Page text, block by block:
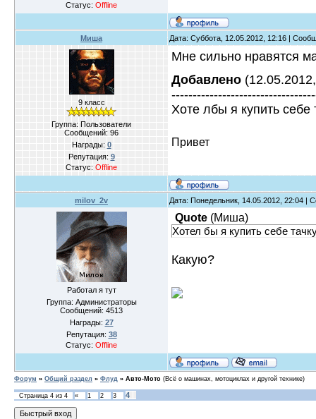
Статус: Offline
Миша Дата: Суббота, 12.05.2012, 12:16 |
9 класс
Группа: Пользователи
Сообщений: 96
Награды: 0
Репутация: 9
Статус: Offline
Мне сильно нравятся
Добавлено
Хоте лбы я купить себе
Привет
milov_2v Дата: Понедельник, 14.05.2012, 22:04 |
Работал я тут
Группа: Администраторы
Сообщений: 4513
Награды: 27
Репутация: 38
Статус: Offline
Quote (Миша)
Хотел бы я купить себе
Какую?
Форум » Общий раздел » Флуд » Авто-Мото (Всё о машинах, мотоциклах и другой технике)
Страница 4 из 4 « 1 2 3 4